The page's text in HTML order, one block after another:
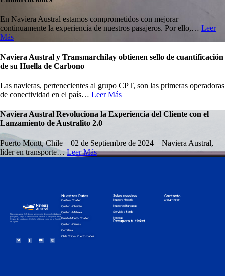
En Naviera Austral estamos comprometidos con mejorar
continuamente la experiencia de nuestros pasajeros. Por ello,… Leer
Más
Naviera Austral y Transmarchilay obtienen sello de cuantificación
de su Huella de Carbono
Las navieras, pertenecientes al grupo CPT, son las primeras operadoras
de conectividad en el país… Leer Más
Naviera Austral Revoluciona la Experiencia del Cliente con el
Lanzamiento de Australito 2.0
Puerto Montt, Chile – 02 de Septiembre de 2024 – Naviera Austral,
líder en transporte…Leer Más
Naviera Austral S.A. brinda un servicio de conectividad para
pasajeros, carga y vehículos que abarca la Patagonia de la
Región de Los Lagos, Chiloé y el Litoral Norte de la Región
de Aysén.
Nuestras Rutas
Castro - Chaitén
Quellón - Chaitén
Quellón - Melinka
Puerto Montt - Chaitén
Quellón - Cisnes
Cordillera
Chile Chico - Puerto Ibañez
Sobre nosotros
Nuestra Historia
Nuestras Barcazas
Servicio a Bordo
Noticias
Recupera tu ticket
Contacto
600 401 9000